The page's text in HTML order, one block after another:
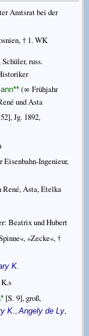
Amtsrat bei der
† 1. WK
russ.
** (∞ Frühjahr
und Asta
Jg. 1892,
Ingenieur,
Asta, Etelka
Beatrix und Hubert
»Zecke«, †
K.
* [S. 9], groß,
K. ,Angely de Ly,